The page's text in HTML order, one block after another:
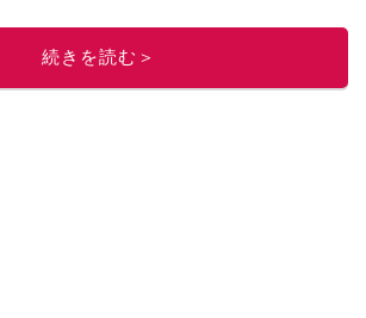
このイチオシストの他の記事を読む
続きを読む＞